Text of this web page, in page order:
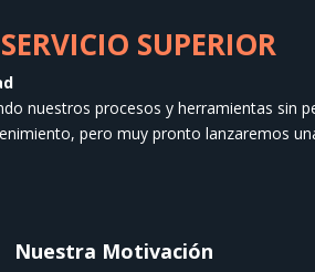
la
de
producto
SUPERIOR
nuestros procesos y herramientas sin
pero muy pronto lanzaremos
Nuestra Motivación